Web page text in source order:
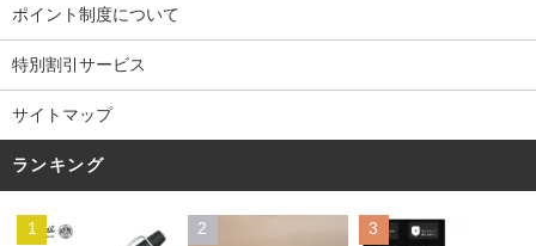
ポイント制度について
特別割引サービス
サイトマップ
ランキング
1 2 3